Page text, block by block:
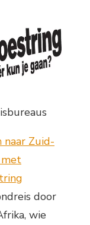
naar Zuid-
door
wie